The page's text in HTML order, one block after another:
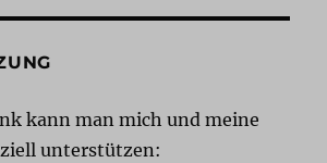
kann man mich und meine
unterstützen: